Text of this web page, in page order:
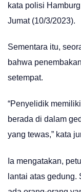
kata polisi
Jumat (10/3/2023).
Sementara itu,
bahwa
setempat.
“Penyelidik
berada di dalam
yang tewas,” kata
Ia mengatakan,
lantai atas gedung.